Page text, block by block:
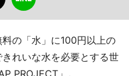
の「水」に100円以上の
れいな水を必要とする世